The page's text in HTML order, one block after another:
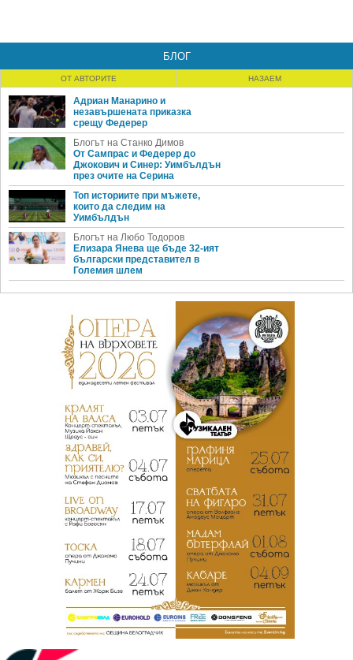
БЛОГ
ОТ АВТОРИТЕ НАЗАЕМ
Адриан Манарино и
незавършената приказка
срещу Федерер
Блогът на Станко Димов
От Сампрас и Федерер до
Джокович и Синер: Уимбълдън
през очите на Серина
Топ историите при мъжете,
които да следим на
Уимбълдън
Блогът на Любо Тодоров
Елизара Янева ще бъде 32-ият
български представител в
Големия шлем